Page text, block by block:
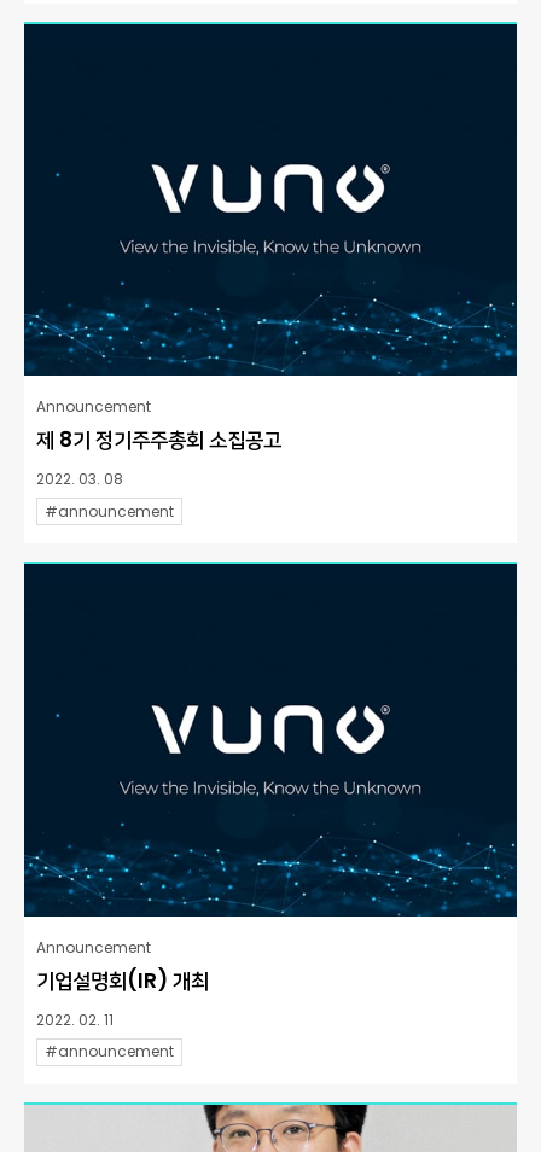
Announcement
제 8기 정기주주총회 소집공고
2022. 03. 08
#announcement
Announcement
기업설명회(IR) 개최
2022. 02. 11
#announcement